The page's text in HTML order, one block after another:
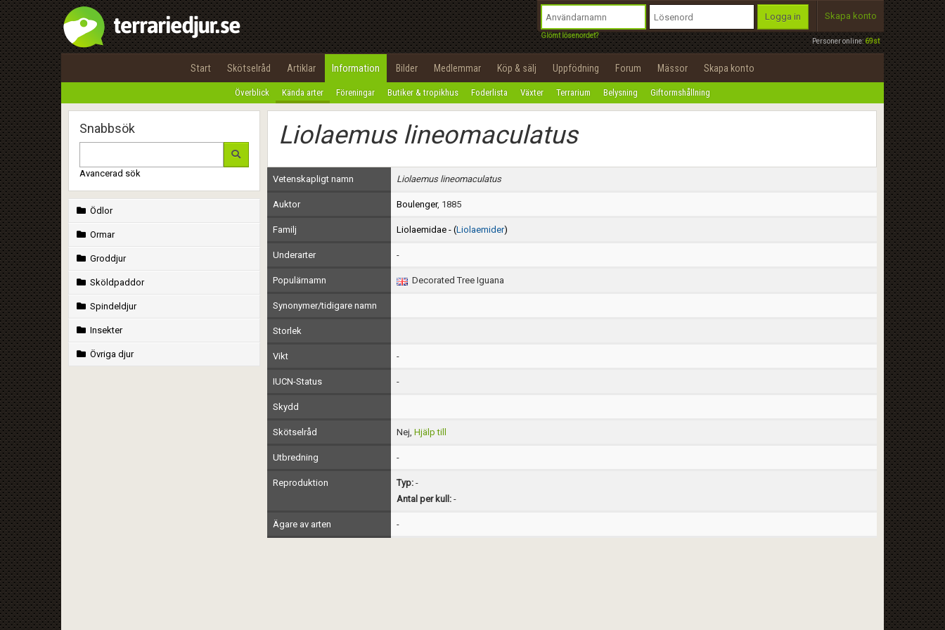
Personer online:69st
Logga in
Glömt lösenordet?
Skapa konto
Start Skötselråd Artiklar Information Bilder Medlemmar Köp & sälj Uppfödning Forum Mässor Skapa konto
Överblick Kända arter Föreningar Butiker & tropikhus Foderlista Växter Terrarium Belysning Giftormshållning
Snabbsök
Avancerad sök
Ödlor
Ormar
Groddjur
Sköldpaddor
Spindeldjur
Insekter
Övriga djur
Liolaemus lineomaculatus
Vetenskapligt namn Liolaemus lineomaculatus
Auktor Boulenger, 1885
Familj Liolaemidae - (Liolaemider)
Underarter -
Populärnamn Decorated Tree Iguana
Synonymer/tidigare namn
Storlek
Vikt -
IUCN-Status -
Skydd
Skötselråd Nej, Hjälp till
Utbredning -
Reproduktion Typ:-
Antal per kull:-
Ägare av arten -
Utför
100%
OK
integritetspolicy
Namn:
Epost:
Användarnamn:
Lösenord:
Privacy Policy
Terms of Service
Begär nytt lösenord
Tillbaka till förstasidan